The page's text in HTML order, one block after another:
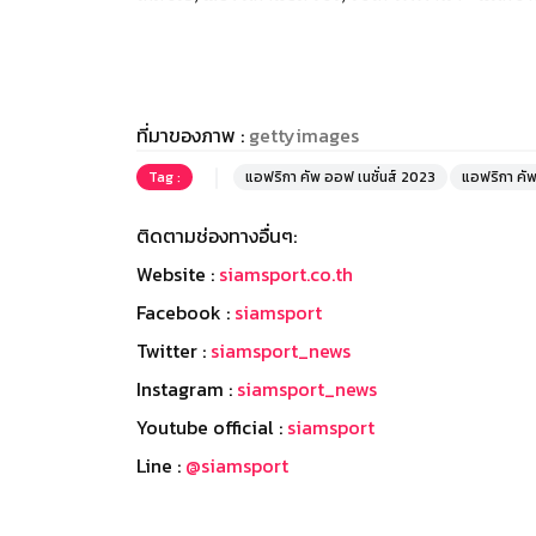
ที่มาของภาพ : gettyimages
Tag : แอฟริกา คัพ ออฟ เนชั่นส์ 2023 แอฟริกา คั
ติดตามช่องทางอื่นๆ:
Website : siamsport.co.th
Facebook : siamsport
Twitter : siamsport_news
Instagram : siamsport_news
Youtube official : siamsport
Line : @siamsport